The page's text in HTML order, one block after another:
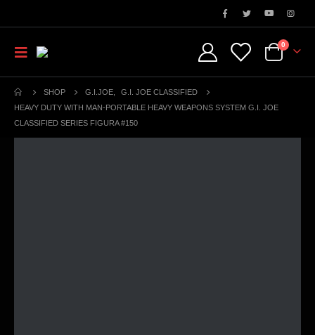
0
SHOP G.I.JOE
G.I. JOE CLASSIFIED
HEAVY DUTY WITH MAN-PORTABLE HEAVY WEAPONS SYSTEM G.I. JOE
CLASSIFIED SERIES FIGURA #150